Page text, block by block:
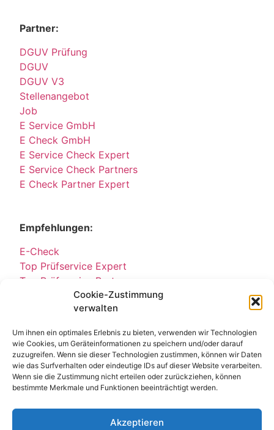
Cookie-Zustimmung
verwalten
Um ihnen ein optimales Erlebnis zu bieten, verwenden wir Technologien
wie Cookies, um Geräteinformationen zu speichern und/oder darauf
zuzugreifen. Wenn sie dieser Technologien zustimmen, können wir Daten
wie das Surfverhalten oder eindeutige IDs auf dieser Website verarbeiten.
Wenn sie die Zustimmung nicht erteilen oder zurückziehen, können
bestimmte Merkmale und Funktionen beeinträchtigt werden.
Akzeptieren
Partner:
DGUV Prüfung
DGUV
DGUV V3
Stellenangebot
Job
E Service GmbH
E Check GmbH
E Service Check Expert
E Service Check Partners
E Check Partner Expert
Empfehlungen:
E-Check
Top Prüfservice Expert
Top Prüfservice Partners
Top Prüfservice GmbH
Sicherheitsprüfungen Partners
Prüfung E-Check Expert
Prüfung elektrischer Anlagen